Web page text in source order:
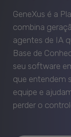
GeneXus é a
combina
agentes de IA
Base de
seu software
que entendem
equipe e
perder o